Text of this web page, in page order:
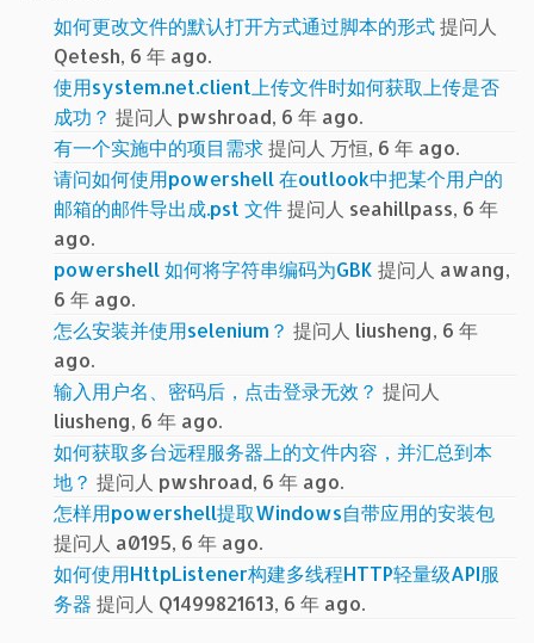
如何更改文件的默认打开方式通过脚本的形式提问人
Qetesh, 6 年 ago.
使用system.net.client上传文件时如何获取上传是否
成功？ 提问人 pwshroad, 6 年 ago.
有一个实施中的项目需求提问人 万恒, 6 年 ago.
请问如何使用powershell 在outlook中把某个用户的
邮箱的邮件导出成.pst 文件提问人 seahillpass, 6 年
ago.
powershell 如何将字符串编码为GBK 提问人 awang,
6 年 ago.
怎么安装并使用selenium？ 提问人 liusheng, 6 年
ago.
输入用户名、密码后，点击登录无效？ 提问人
liusheng, 6 年 ago.
如何获取多台远程服务器上的文件内容，并汇总到本
地？ 提问人 pwshroad, 6 年 ago.
怎样用powershell提取Windows自带应用的安装包
提问人 a0195, 6 年 ago.
如何使用HttpListener构建多线程HTTP轻量级API服
务器 提问人 Q1499821613, 6 年 ago.